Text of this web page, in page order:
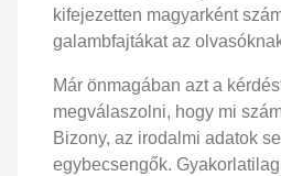
kifejezetten magyarként
galambfajtákat az
Már önmagában azt a
megválaszolni, hogy mi
Bizony, az irodalmi adatok
egybecsengők.